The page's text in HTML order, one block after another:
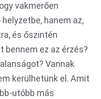
vakmerően
hanem az,
és őszintén
bennem ez az érzés?
Vannak
kerülhetünk el. Amit
utóbb más